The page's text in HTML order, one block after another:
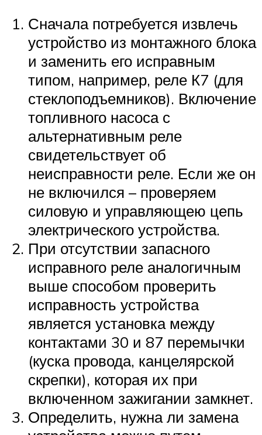
Сначала потребуется извлечь
устройство из монтажного блока
и заменить его исправным
типом, например, реле К7 (для
стеклоподъемников). Включение
топливного насоса с
альтернативным реле
свидетельствует об
неисправности реле. Если же он
не включился – проверяем
силовую и управляющею цепь
электрического устройства.
При отсутствии запасного
исправного реле аналогичным
выше способом проверить
исправность устройства
является установка между
контактами 30 и 87 перемычки
(куска провода, канцелярской
скрепки), которая их при
включенном зажигании замкнет.
Определить, нужна ли замена